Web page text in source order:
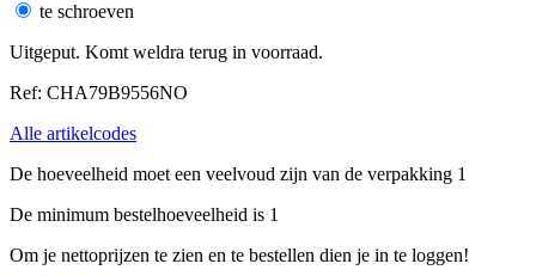
te schroeven
Uitgeput. Komt weldra terug in voorraad.
Ref: CHA79B9556NO
Alle artikelcodes
De hoeveelheid moet een veelvoud zijn van de verpakking 1
De minimum bestelhoeveelheid is 1
Om je nettoprijzen te zien en te bestellen dien je in te loggen!